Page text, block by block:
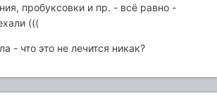
пробуксовки и пр. - всё равно -
(((
- что это не лечится никак?